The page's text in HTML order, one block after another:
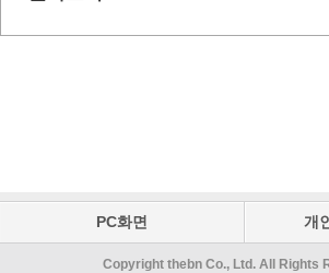
PC화면 개
Copyright thebn Co., Ltd. All Rights